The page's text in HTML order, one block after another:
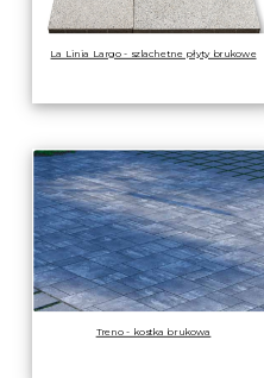
La Linia Largo - szlachetne płyty brukowe
Treno - kostka brukowa